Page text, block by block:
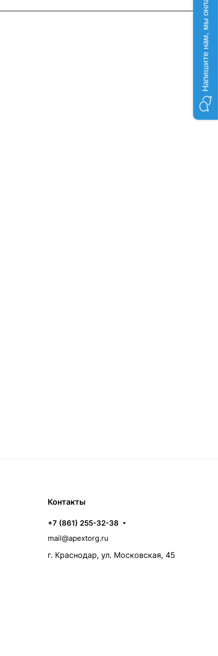
Контакты
+7 (861) 255-32-38
mail@apextorg.ru
г. Краснодар, ул. Московская, 45
Напишите нам, мы онлайн!